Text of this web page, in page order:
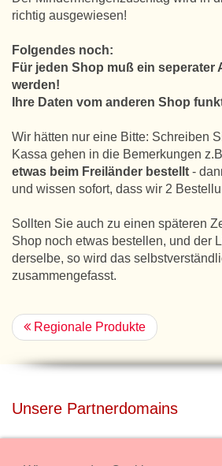
richtig ausgewiesen!
Folgendes noch:
Für jeden Shop muß ein seperater
werden!
Ihre Daten vom anderen Shop
Wir hätten nur eine Bitte: Schreiben
Kassa gehen in die Bemerkungen
etwas beim Freiländer bestellt -
und wissen sofort, dass wir 2
Sollten Sie auch zu einen späteren
Shop noch etwas bestellen, und der
derselbe, so wird das
zusammengefasst.
Regionale Produkte
Unsere Partnerdomains